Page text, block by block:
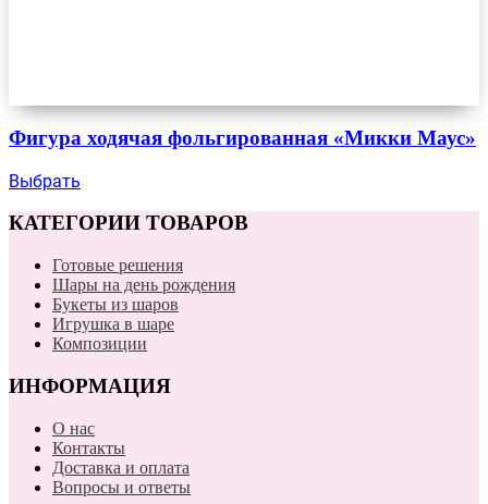
Фигура ходячая фольгированная «Микки Маус»
Выбрать
КАТЕГОРИИ ТОВАРОВ
Готовые решения
Шары на день рождения
Букеты из шаров
Игрушка в шаре
Композиции
ИНФОРМАЦИЯ
О нас
Контакты
Доставка и оплата
Вопросы и ответы